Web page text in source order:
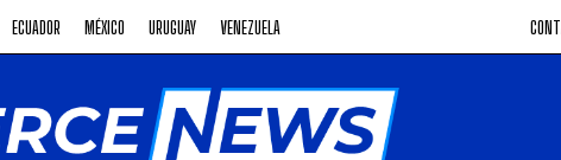
ECUADOR MÉXICO URUGUAY VENEZUELA